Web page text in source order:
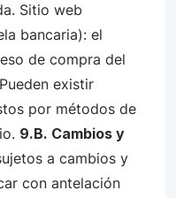
Sitio web
bancaria): el
de compra del
existir
por métodos de
9.B. Cambios y
a cambios y
con antelación